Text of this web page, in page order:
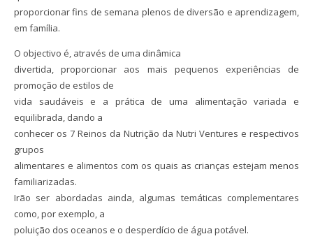
proporcionar fins de semana plenos de diversão e aprendizagem,
em família.
O objectivo é, através de uma dinâmica
divertida, proporcionar aos mais pequenos experiências de
promoção de estilos de
vida saudáveis e a prática de uma alimentação variada e
equilibrada, dando a
conhecer os 7 Reinos da Nutrição da Nutri Ventures e respectivos
grupos
alimentares e alimentos com os quais as crianças estejam menos
familiarizadas.
Irão ser abordadas ainda, algumas temáticas complementares
como, por exemplo, a
poluição dos oceanos e o desperdício de água potável.